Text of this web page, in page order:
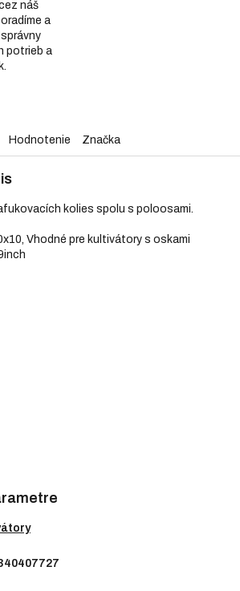
náš
a
potrieb a
Hodnotenie Značka
kolies spolu s poloosami.
Vhodné pre kultivátory s oskami